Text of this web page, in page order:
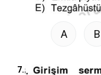
A B
7.